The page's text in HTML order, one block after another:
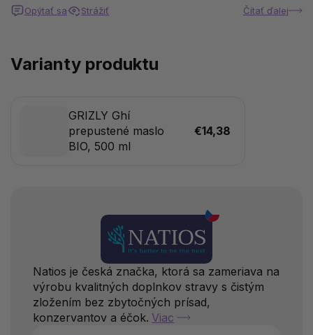
Čítať ďalej
Opýtať sa Strážiť
Varianty produktu
GRIZLY Ghí
prepustené maslo
BIO, 500 ml
€14,38
Natios je česká značka, ktorá sa zameriava na
výrobu kvalitných doplnkov stravy s čistým
zložením bez zbytočných prísad,
konzervantov a éčok. Viac